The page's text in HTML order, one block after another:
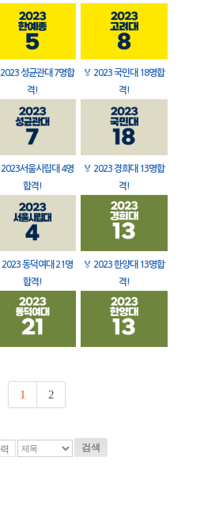
2023 성균관대 7명합
격!
🏅 2023 국민대 18명합
격!
2023서울시립대 4명
합격!
🏅 2023 경희대 13명합
격!
2023 동덕여대 21명
합격!
🏅 2023 한양대 13명합
격!
1 2
검색